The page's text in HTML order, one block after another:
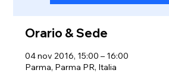
Orario & Sede
04 nov 2016, 15:00 – 16:00
Parma, Parma PR, Italia